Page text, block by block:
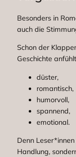
Besonders in
auch die
Schon der
Geschichte
düster,
romantisch,
humorvoll,
spannend,
emotional.
Denn
Handlung,